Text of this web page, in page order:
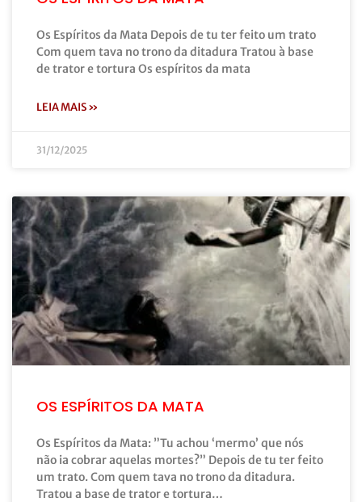
Os Espíritos da Mata Depois de tu ter feito um trato
Com quem tava no trono da ditadura Tratou à base
de trator e tortura Os espíritos da mata
LEIA MAIS »
31/12/2025
OS ESPÍRITOS DA MATA
Os Espíritos da Mata: ”Tu achou ‘mermo’ que nós
não ia cobrar aquelas mortes?” Depois de tu ter feito
um trato. Com quem tava no trono da ditadura.
Tratou a base de trator e tortura…